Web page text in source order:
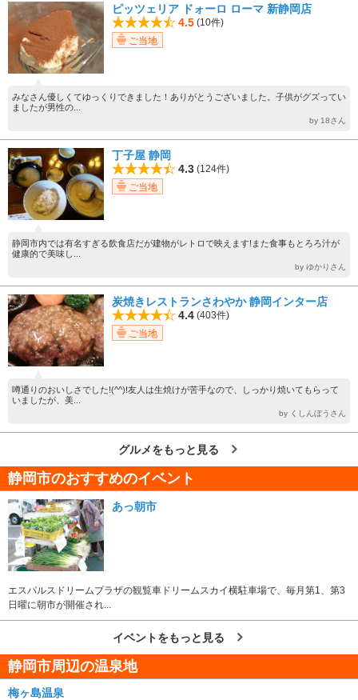
ピッツェリア ドォーロ ローマ 新静岡店
4.5 (10件)
ご当地
みなさん優しくてゆっくりできました！ありがとうございました。子供がグズってい
ましたが男性の...
by 18さん
丁子屋 静岡
4.3 (124件)
ご当地
静岡市内では有名すぎる飲食店だが建物がレトロで映えます!また食事もとろろ汁が
健康的で美味し...
by ゆかりさん
炭焼きレストランさわやか 静岡インター店
4.4 (403件)
ご当地
噂通りのおいしさでした!(^^)!友人は生焼けが苦手なので、しっかり焼いてもらって
いましたが、美...
by くしんぼうさん
グルメをもっと見る
静岡市のおすすめのイベント
あっ朝市
エスパルスドリームプラザの観覧車ドリームスカイ横駐車場で、毎月第1、第3
日曜に朝市が開催され...
イベントをもっと見る
静岡市周辺の温泉地
梅ヶ島温泉